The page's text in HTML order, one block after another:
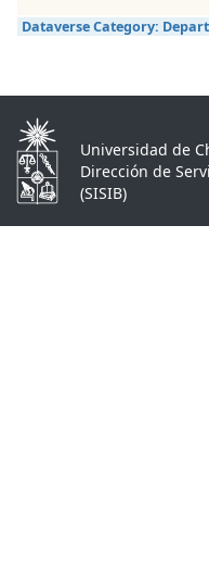
Dataverse Category:
Universidad de
Dirección de
(SISIB)